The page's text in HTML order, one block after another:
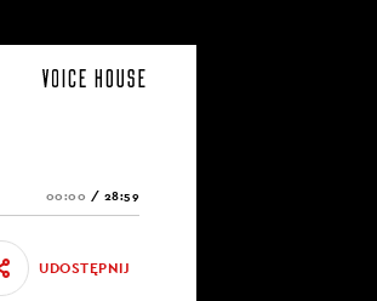
00:00 / 28:59
UDOSTĘPNIJ